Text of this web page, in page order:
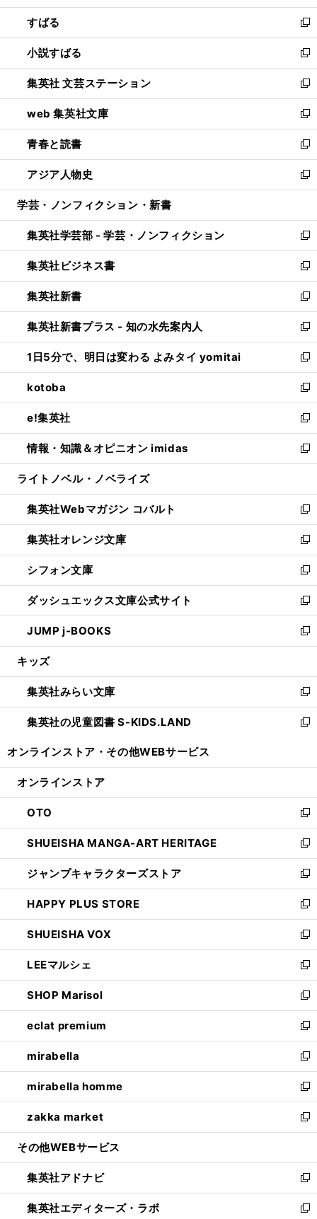
開
く
ウ
で
開
く
ン
ド
ウ
で
開
く
すばる
新
し
い
ウ
ィ
ン
ド
ウ
で
開
く
小説すばる
新
し
い
ウ
ィ
ン
ド
ウ
で
開
集英社 文芸ステーション
新
し
い
ウ
ィ
ン
ド
ウ
開
く
web 集英社文庫
新
し
い
ウ
ィ
ン
ウ
で
開
く
青春と読書
新
し
い
ウ
ン
ド
ウ
で
開
く
アジア人物史
新
し
ウ
ィ
ン
ド
ウ
で
開
く
学芸・ノンフィクション・新書
集英社学芸部 - 学芸・ノンフィクション
新
し
い
ウ
ィ
ン
ド
ウ
で
開
く
集英社ビジネス書
新
し
い
ウ
ィ
ン
ド
ウ
で
開
く
集英社新書
新
し
い
ウ
ィ
ン
ド
ウ
で
開
く
集英社新書プラス - 知の水先案内人
新
し
い
ウ
ィ
ン
ド
ウ
で
開
1日5分で、明日は変わる よみタイ yomitai
新
し
い
ウ
ィ
ン
ド
ウ
開
く
kotoba
新
し
い
ウ
ィ
ン
ウ
で
開
く
e!集英社
新
し
い
ウ
ン
ド
ウ
で
開
く
情報・知識＆オピニオン imidas
新
し
ウ
ィ
ン
ド
ウ
で
開
く
ライトノベル・ノベライズ
集英社Webマガジン コバルト
新
し
い
ウ
ィ
ン
ド
ウ
で
開
集英社オレンジ文庫
新
し
い
ウ
ィ
ン
ド
ウ
開
く
シフォン文庫
新
し
い
ウ
ィ
ン
ウ
で
開
く
ダッシュエックス文庫公式サイト
新
し
い
ウ
ン
ド
ウ
で
JUMP j-BOOKS
新
し
ウ
ィ
ン
ド
開
キッズ
集英社みらい文庫
新
し
い
ン
ウ
で
開
く
集英社の児童図書 S-KIDS.LAND
新
ウ
ン
ド
ウ
で
開
く
オンラインストア・ その他WEBサービス
オンラインストア
OTO
新
し
い
ウ
ィ
ン
ド
ウ
で
開
く
SHUEISHA MANGA-ART HERITAGE
新
し
い
ウ
ィ
ン
ド
ウ
で
開
く
ジャンプキャラクターズストア
新
し
い
ウ
ィ
ン
ド
ウ
で
開
く
HAPPY PLUS STORE
新
し
い
ウ
ィ
ン
ド
ウ
で
開
く
SHUEISHA VOX
新
し
い
ウ
ィ
ン
ド
ウ
で
開
く
LEEマルシェ
新
し
い
ウ
ィ
ン
ド
ウ
で
開
く
SHOP Marisol
新
し
い
ウ
ィ
ン
ド
ウ
で
開
eclat premium
新
し
い
ウ
ィ
ン
ド
ウ
開
く
mirabella
新
し
い
ウ
ィ
ン
ウ
で
開
く
mirabella homme
新
し
い
ウ
ン
ド
ウ
で
zakka market
新
し
ウ
ィ
ン
ド
その他WEBサービス
集英社アドナビ
新
し
い
集英社エディターズ・ラボ 新